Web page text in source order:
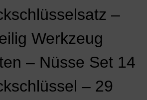
–
Werkzeug
– Nüsse Set 14
– 29